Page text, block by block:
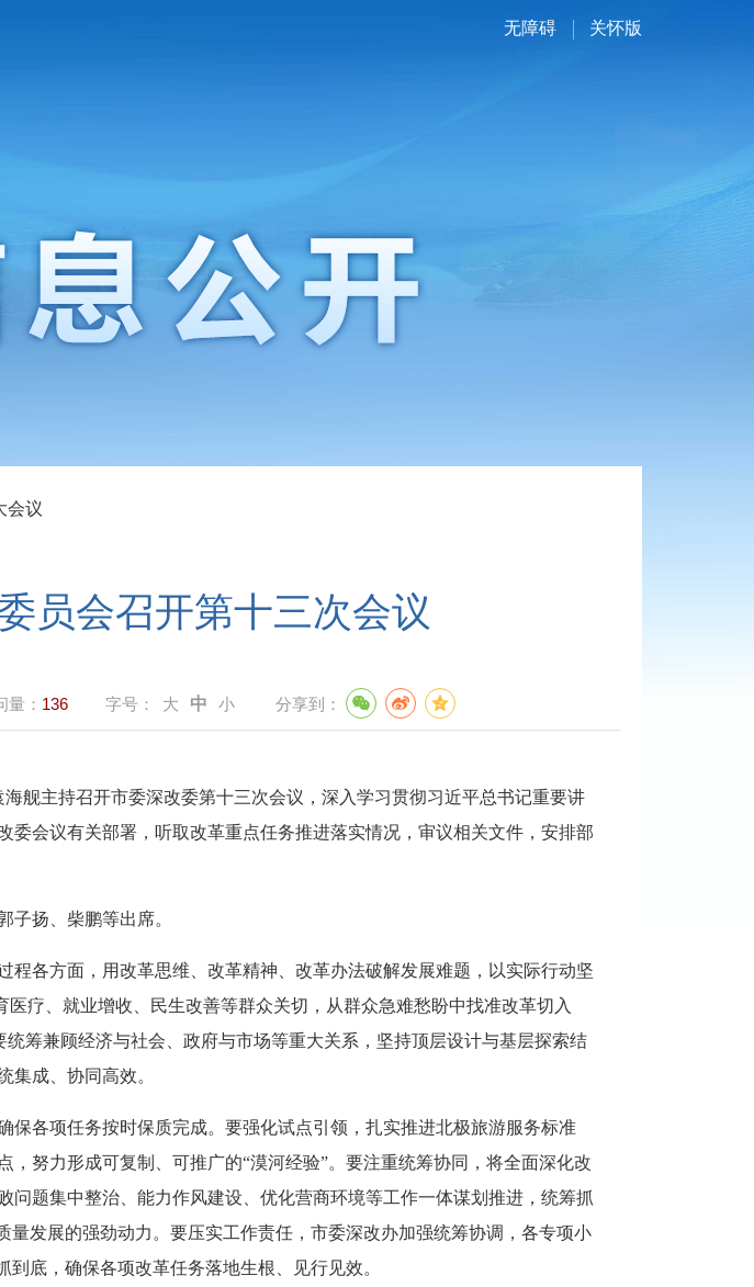
无障碍 关怀版
会议
员会召开第十三次会议
量： 136 字号： 大 中 小 分享到：
舰主持召开市委深改委第十三次会议，深入学习贯彻习近平总书记重要讲
委会议有关部署， 听取改革重点任务推进落实情况， 审议相关文件，安排部
子扬、柴鹏等出席。
各方面，用改革思维、改革精神、改革办法破解发展难题，以实际行动坚
医疗、就业增收、民生改善等群众关切，从群众急难愁盼中找准改革切入
筹兼顾经济与社会、政府与市场等重大关系，坚持顶层设计与基层探索结
集成、协同高效。
确保各项任务按时保质完成。要强化试点引领，扎实推进北极旅游服务标准
，努力形成可复制、可推广的“漠河经验”。要注重统筹协同，将全面深化改
题集中整治、能力作风建设、优化营商环境等工作一体谋划推进， 统筹抓
量发展的强劲动力 。要压实工作责任，市委深改办加强统筹协调，各专项小
底，确保各项改革任务落地生根、见行见效。